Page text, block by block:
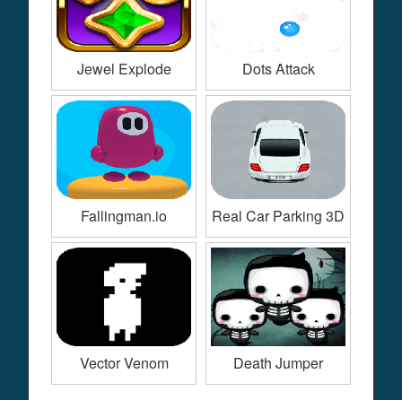
Jewel Explode Dots Attack
Fallingman.io Real Car Parking 3D
Vector Venom Death Jumper